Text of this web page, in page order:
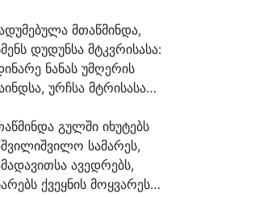
დუმებულა მთაწმინდა,
მენს დუდუნსა მტკვრისასა:
ნარე ნანას უმღერის
ინდსა, ურჩსა მტრისასა…
მინდა გულში იხუტებს
ვილიშვილო სამარეს,
მადავითსა ავედრებს,
რებს ქვეყნის მოყვარეს…